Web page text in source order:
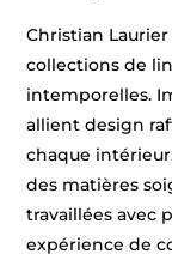
Christian
collections de
intemporelles.
allient design
chaque
des matières
travaillées avec
expérience de